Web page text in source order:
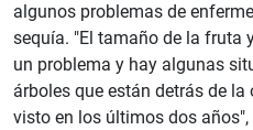
algunos problemas de
sequía. "El tamaño de la fruta
un problema y hay algunas
árboles que están detrás de
visto en los últimos dos años",